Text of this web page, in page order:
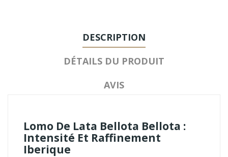
DESCRIPTION
DÉTAILS DU PRODUIT
AVIS
Lomo De Lata Bellota Bellota :
Intensité Et Raffinement
Iberique